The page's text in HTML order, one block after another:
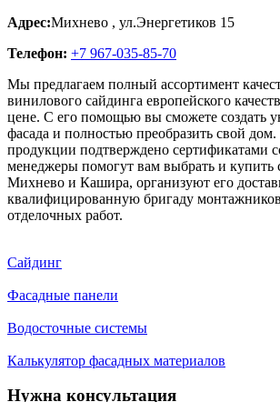
Адрес:Михнево , ул.Энергетиков 15
Телефон: +7 967-035-85-70
Мы предлагаем полный ассортимент
винилового сайдинга европейского
цене. С его помощью вы сможете создать
фасада и полностью преобразить свой дом.
продукции подтверждено сертификатами
менеджеры помогут вам выбрать и купить
Михнево и Кашира, организуют его
квалифицированную бригаду
отделочных работ.
Сайдинг
Фасадные панели
Водосточные системы
Калькулятор фасадных материалов
Нужна консультация